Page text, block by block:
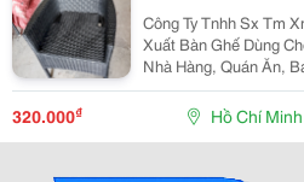
Công Ty Tnhh Sx Tm
Xuất Bàn Ghế Dùng
Nhà Hàng, Quán Ăn,
Tranh Của Nhà Sản
Hành 12 Tháng , Vận
320.000₫ Hồ Chí Minh